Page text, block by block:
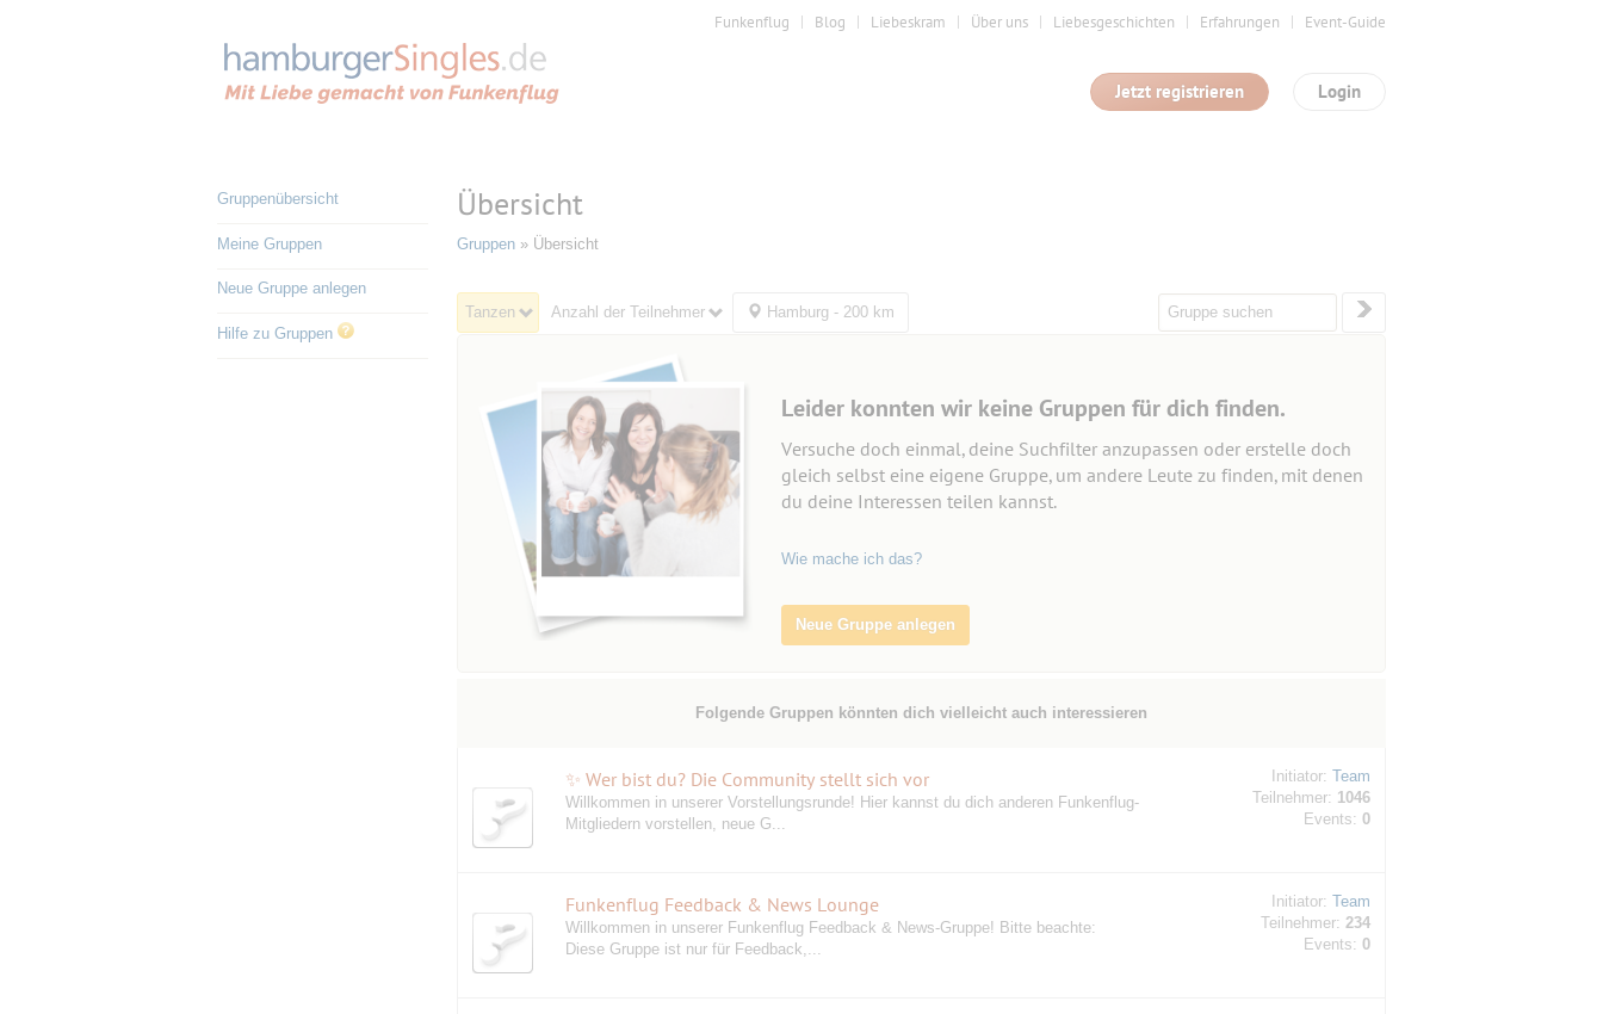
Funkenflug Blog Liebeskram Über uns Liebesgeschichten Erfahrungen Event-Guide
Login
Jetzt registrieren
Gruppenübersicht
Meine Gruppen
Neue Gruppe anlegen
Hilfe zu Gruppen
Übersicht
Gruppen» Übersicht
Tanzen Anzahl der Teilnehmer Hamburg - 200 km
Leider konnten wir keine Gruppen für dich finden.
Versuche doch einmal, deine Suchfilter anzupassen oder erstelle doch
gleich selbst eine eigene Gruppe, um andere Leute zu finden, mit denen
du deine Interessen teilen kannst.
Wie mache ich das?
Neue Gruppe anlegen
Folgende Gruppen könnten dich vielleicht auch interessieren
✨ Wer bist du? Die Community stellt sich vor
Willkommen in unserer Vorstellungsrunde! Hier kannst du dich anderen Funkenflug-
Mitgliedern vorstellen, neue G...
Initiator: Team
Teilnehmer: 1046
Events: 0
Funkenflug Feedback & News Lounge
Willkommen in unserer Funkenflug Feedback & News-Gruppe! Bitte beachte:
Diese Gruppe ist nur für Feedback,...
Initiator: Team
Teilnehmer: 234
Events: 0